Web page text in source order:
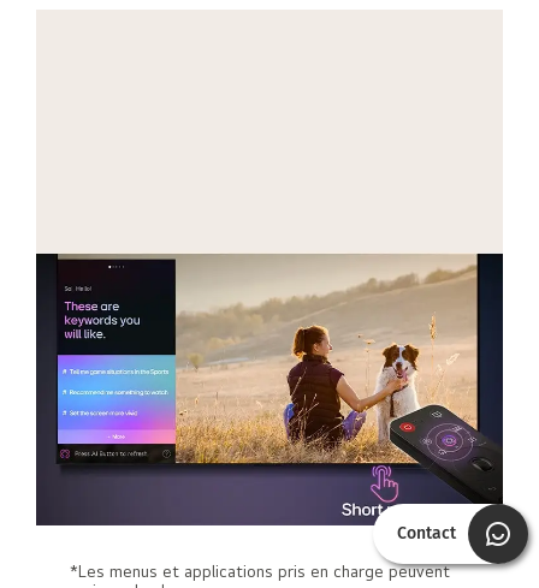
*Les menus et applications pris en charge peuvent
Contact